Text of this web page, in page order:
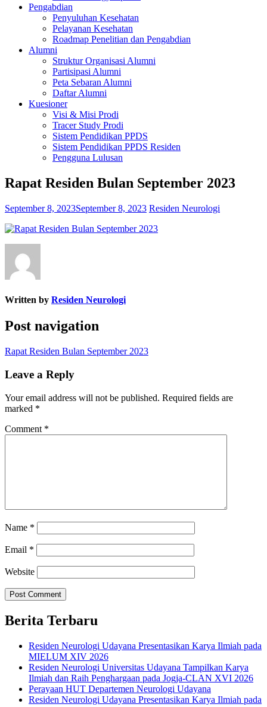
Pengabdian
Penyuluhan Kesehatan
Pelayanan Kesehatan
Roadmap Penelitian dan Pengabdian
Alumni
Struktur Organisasi Alumni
Partisipasi Alumni
Peta Sebaran Alumni
Daftar Alumni
Kuesioner
Visi & Misi Prodi
Tracer Study Prodi
Sistem Pendidikan PPDS
Sistem Pendidikan PPDS Residen
Pengguna Lulusan
Rapat Residen Bulan September 2023
September 8, 2023September 8, 2023 Residen Neurologi
Written by Residen Neurologi
Post navigation
Rapat Residen Bulan September 2023
Leave a Reply
Your email address will not be published. Required fields are
marked *
Comment *
Name *
Email *
Website
Berita Terbaru
Residen Neurologi Udayana Presentasikan Karya Ilmiah pada
MIELUM XIV 2026
Residen Neurologi Universitas Udayana Tampilkan Karya
Ilmiah dan Raih Penghargaan pada Jogja-CLAN XVI 2026
Perayaan HUT Departemen Neurologi Udayana
Residen Neurologi Udayana Presentasikan Karya Ilmiah pada